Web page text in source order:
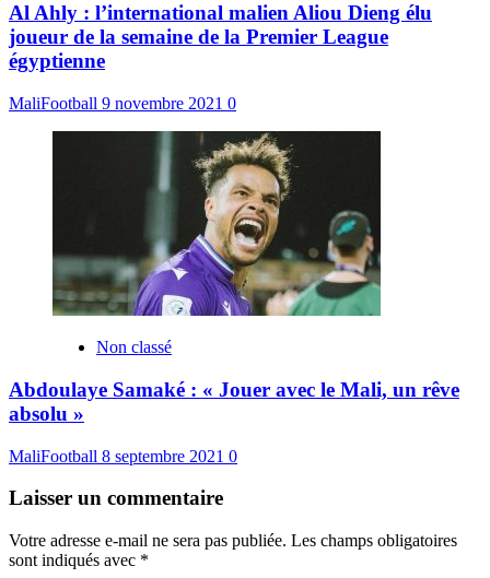
Al Ahly : l’international malien Aliou Dieng élu
joueur de la semaine de la Premier League
égyptienne
MaliFootball 9 novembre 2021 0
Non classé
Abdoulaye Samaké : « Jouer avec le Mali, un rêve
absolu »
MaliFootball 8 septembre 2021 0
Laisser un commentaire
Votre adresse e-mail ne sera pas publiée. Les champs obligatoires
sont indiqués avec *